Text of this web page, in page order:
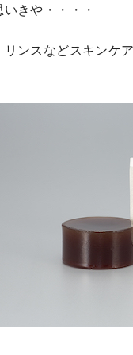
きや・・・・
リンスなどスキンケ